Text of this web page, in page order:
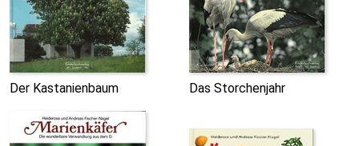
Der Kastanienbaum Das Storchenjahr